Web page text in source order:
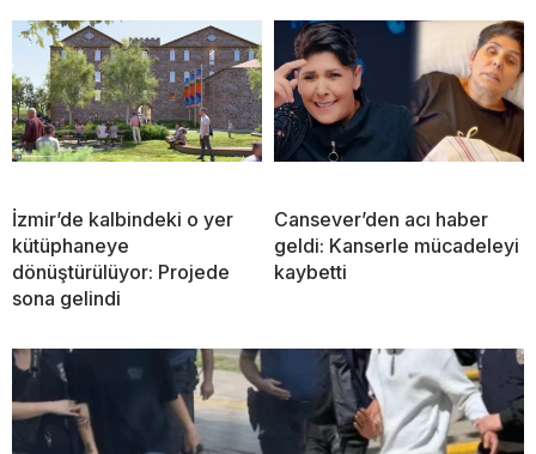
İzmir’de kalbindeki o yer
kütüphaneye
dönüştürülüyor: Projede
sona gelindi
Cansever’den acı haber
geldi: Kanserle mücadeleyi
kaybetti